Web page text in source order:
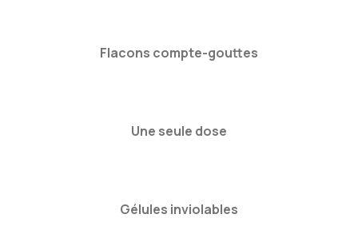
Flacons compte-gouttes
Une seule dose
Gélules inviolables